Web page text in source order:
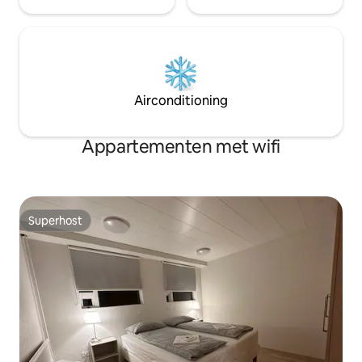
Airconditioning
Appartementen met wifi
Superhost
Superhost